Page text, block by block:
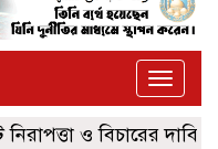
Toggle
ও বিচারের দাবিতে